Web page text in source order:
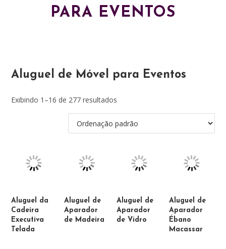
PARA EVENTOS
Aluguel de Móvel para Eventos
Exibindo 1–16 de 277 resultados
Aluguel da
Cadeira
Executiva
Telada
Aluguel de
Aparador
de Madeira
Aluguel de
Aparador
de Vidro
Aluguel de
Aparador
Ébano
Macassar